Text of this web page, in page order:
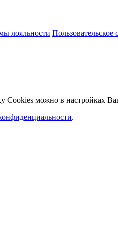
лояльности Пользовательское
Cookies можно в настройках
.